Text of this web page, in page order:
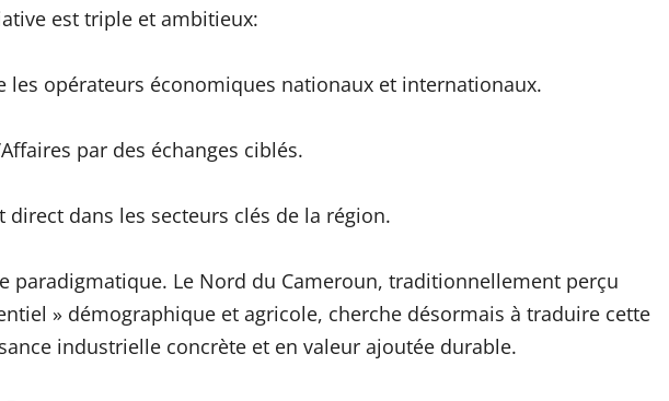
est triple et ambitieux:
les opérateurs économiques nationaux et internationaux.
par des échanges ciblés.
dans les secteurs clés de la région.
paradigmatique. Le Nord du Cameroun, traditionnellement perçu
» démographique et agricole, cherche désormais à traduire cette
industrielle concrète et en valeur ajoutée durable.